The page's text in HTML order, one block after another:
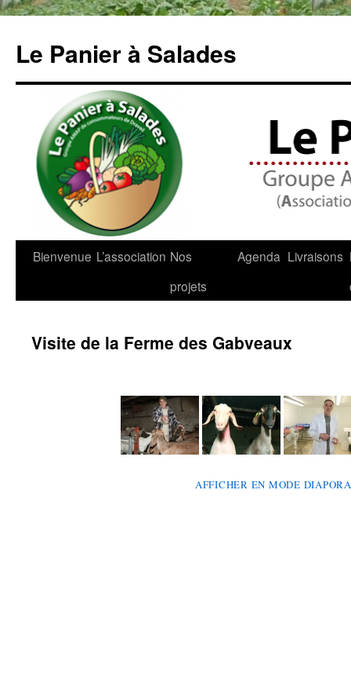
contenu
Le Panier à Salades
Bienvenue L’association Nos
projets
Agenda Livraisons
Visite de la Ferme des Gabveaux
AFFICHER EN MODE